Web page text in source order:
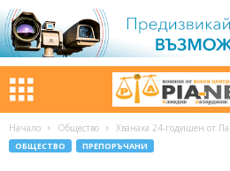
Начало Общество Хванаха 24-годишен от
ОБЩЕСТВО ПРЕПОРЪЧАНИ